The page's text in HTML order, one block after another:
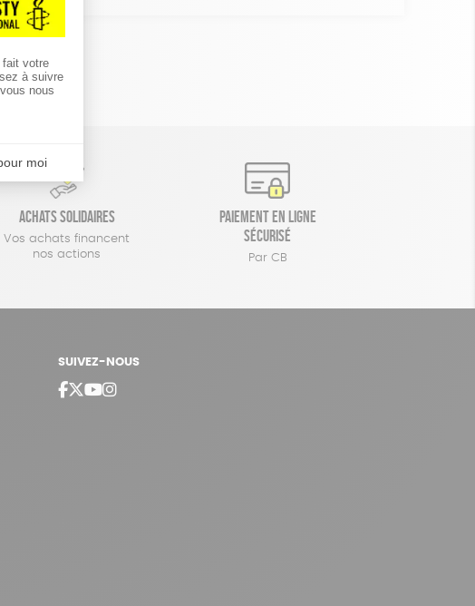
Achats solidaires
Vos achats financent
nos actions
Paiement en ligne
sécurisé
Par CB
SUIVEZ-NOUS